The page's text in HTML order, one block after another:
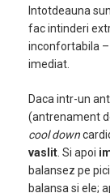
Intotdeauna
fac intinderi
inconfortabila
imediat.
Daca intr-un
(antrenament
cool down
vaslit . Si apoi
balansez pe
balansa si ele;